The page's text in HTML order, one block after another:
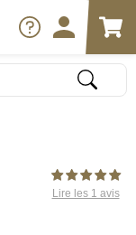
Lire les 1 avis